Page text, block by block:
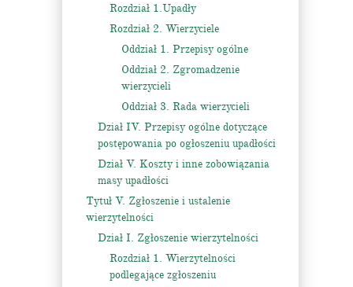
Rozdział 1.Upadły
Rozdział 2. Wierzyciele
Oddział 1. Przepisy ogólne
Oddział 2. Zgromadzenie
wierzycieli
Oddział 3. Rada wierzycieli
Dział IV. Przepisy ogólne dotyczące
postępowania po ogłoszeniu upadłości
Dział V. Koszty i inne zobowiązania
masy upadłości
Tytuł V. Zgłoszenie i ustalenie
wierzytelności
Dział I. Zgłoszenie wierzytelności
Rozdział 1. Wierzytelności
podlegające zgłoszeniu